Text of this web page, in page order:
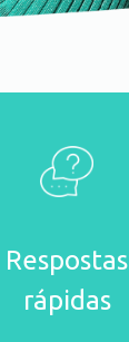
Respostas
rápidas